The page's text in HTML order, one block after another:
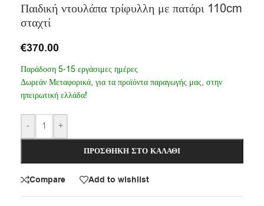
Παιδική ντουλάπα τρίφυλλη με πατάρι 110cm
σταχτί
€370.00
Παράδοση 5-15 εργάσιμες ημέρες
Δωρεάν Μεταφορικά, για τα προϊόντα παραγωγής μας, στην
ηπειρωτική ελλάδα!
- +
ΠΡΟΣΘΉΚΗ ΣΤΟ ΚΑΛΆΘΙ
Compare Add to wishlist